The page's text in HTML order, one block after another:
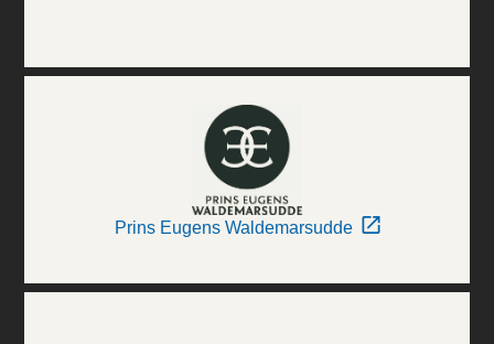
Prins Eugens Waldemarsudde